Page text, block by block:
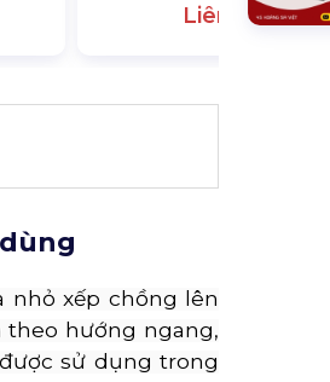
Liên hệ
nhỏ xếp chồng lên
theo hướng ngang,
sử dụng trong